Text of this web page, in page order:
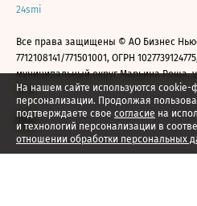
На нашем сайте используются cookie-
персонализации. Продолжая
подтверждаете свое согласие на
и технологий персонализации в
отношении обработки персональных
24smi
Все права защищены © АО Бизнес
7712108141/771501001, ОГРН
муниципальный округ Марьина Роща,
2026